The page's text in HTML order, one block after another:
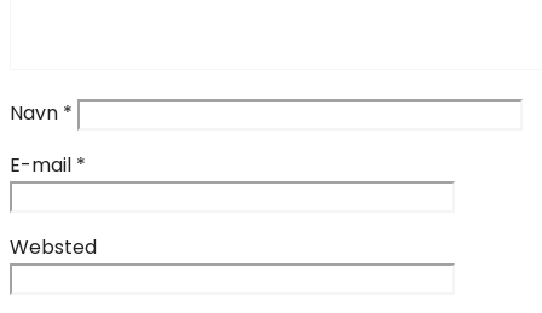
Navn *
E-mail *
Websted